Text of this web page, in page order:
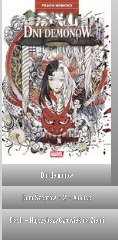
Dni demonów
Dom Szeptów – 2 – Ananse
Flash – Najszybszy Człowiek na Ziemi